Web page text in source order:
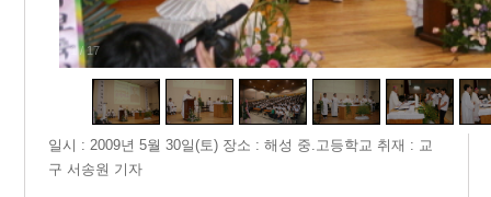
1/17
일시 : 2009년 5월 30일(토) 장소 : 해성 중.고등학교 취재 : 교
구 서송원 기자